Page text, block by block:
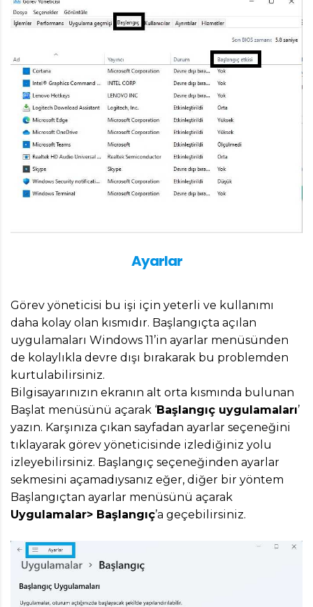
Ayarlar
Görev yöneticisi bu işi için yeterli ve kullanımı
daha kolay olan kısmıdır. Başlangıçta açılan
uygulamaları Windows 11’in ayarlar menüsünden
de kolaylıkla devre dışı bırakarak bu problemden
kurtulabilirsiniz.
Bilgisayarınızın ekranın alt orta kısmında bulunan
Başlat menüsünü açarak ‘Başlangıç uygulamaları’
yazın. Karşınıza çıkan sayfadan ayarlar seçeneğini
tıklayarak görev yöneticisinde izlediğiniz yolu
izleyebilirsiniz. Başlangıç seçeneğinden ayarlar
sekmesini açamadıysanız eğer, diğer bir yöntem
Başlangıçtan ayarlar menüsünü açarak
Uygulamalar> Başlangıç’a geçebilirsiniz.